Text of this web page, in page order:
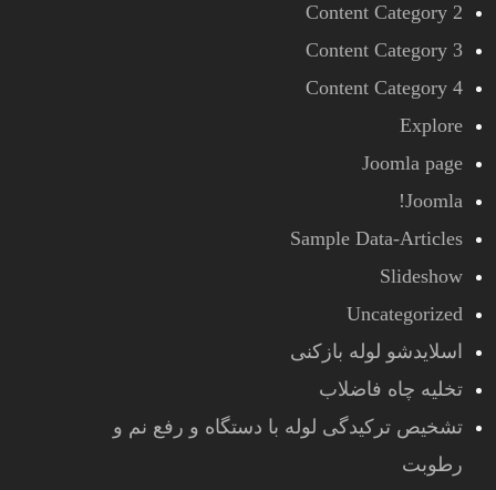
Content Category 2
Content Category 3
Content Category 4
Explore
Joomla page
Joomla!
Sample Data-Articles
Slideshow
Uncategorized
اسلایدشو لوله بازکنی
تخلیه چاه فاضلاب
تشخیص ترکیدگی لوله با دستگاه و رفع نم و
رطوبت